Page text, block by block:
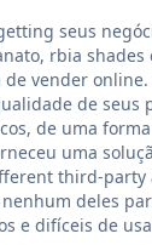
seus
rbia shades
vender
de seus
de uma
uma
third-party
deles
e difíceis de